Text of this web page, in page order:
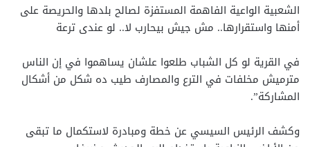
الشعبية الواعية الفاهمة المستفزة لصالح بلدها والحريصة على
أمنها واستقرارها.. مش جيش بيحارب لا.. لو عندى ترعة
في القرية لو كل الشباب طلعوا علشان يساهموا في إن الناس
مترميش مخلفات في الترع والمصارف طيب ده شكل من أشكال
المشاركة”.
وكشف الرئيس السيسي عن خطة ومبادرة لاستكمال ما تبقى